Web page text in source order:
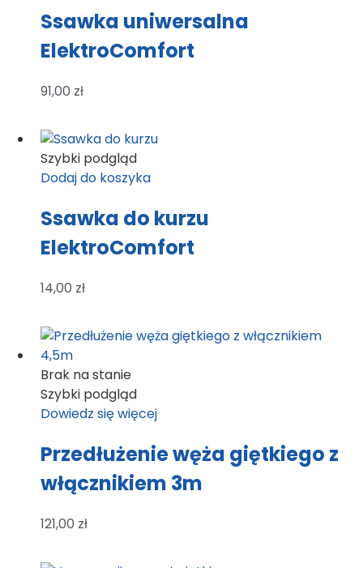
Ssawka uniwersalna
ElektroComfort
91,00 zł
Szybki podgląd
Dodaj do koszyka
Ssawka do kurzu
ElektroComfort
14,00 zł
Brak na stanie
Szybki podgląd
Dowiedz się więcej
Przedłużenie węża giętkiego z
włącznikiem 3m
121,00 zł